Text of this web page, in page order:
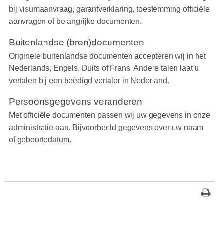
bij visumaanvraag, garantverklaring, toestemming officiële
aanvragen of belangrijke documenten.
Buitenlandse (bron)documenten
Originele buitenlandse documenten accepteren wij in het
Nederlands, Engels, Duits of Frans. Andere talen laat u
vertalen bij een beëdigd vertaler in Nederland.
Persoonsgegevens veranderen
Met officiële documenten passen wij uw gegevens in onze
administratie aan. Bijvoorbeeld gegevens over uw naam
of geboortedatum.